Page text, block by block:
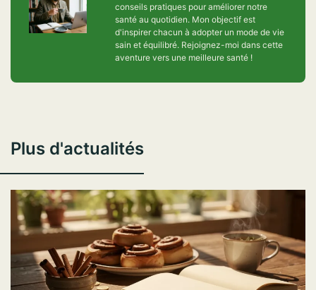
conseils pratiques pour améliorer notre
santé au quotidien. Mon objectif est
d'inspirer chacun à adopter un mode de vie
sain et équilibré. Rejoignez-moi dans cette
aventure vers une meilleure santé !
Plus d'actualités